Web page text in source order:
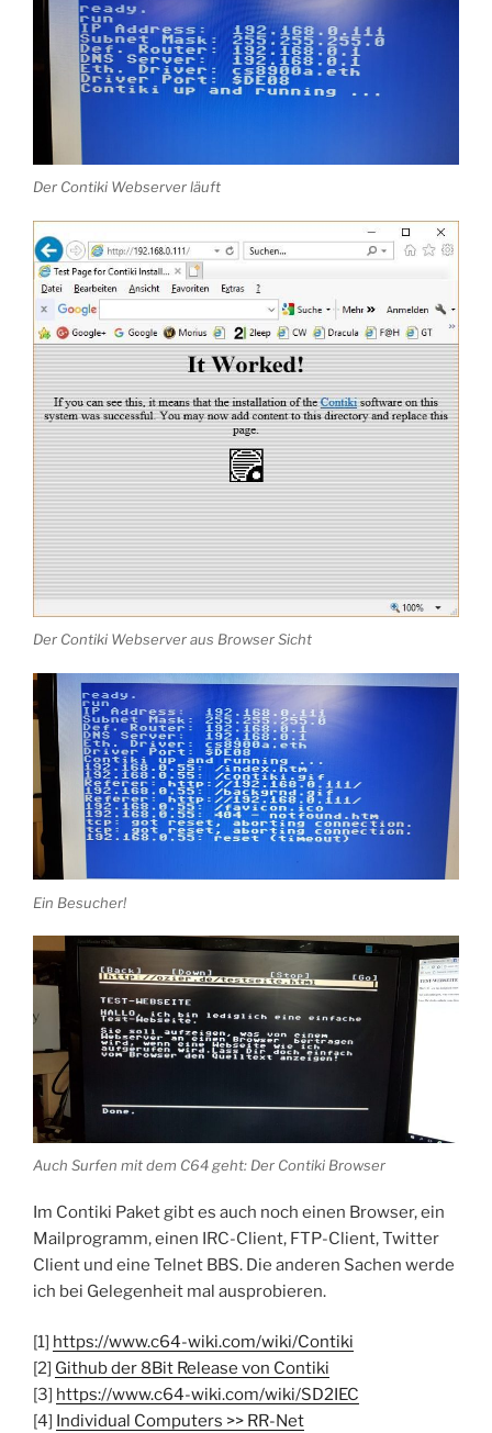
Der Contiki Webserver läuft
Der Contiki Webserver aus Browser Sicht
Ein Besucher!
Auch Surfen mit dem C64 geht: Der Contiki Browser
Im Contiki Paket gibt es auch noch einen Browser, ein
Mailprogramm, einen IRC-Client, FTP-Client, Twitter
Client und eine Telnet BBS. Die anderen Sachen werde
ich bei Gelegenheit mal ausprobieren.
[1] https://www.c64-wiki.com/wiki/Contiki
[2] Github der 8Bit Release von Contiki
[3] https://www.c64-wiki.com/wiki/SD2IEC
[4] Individual Computers >> RR-Net